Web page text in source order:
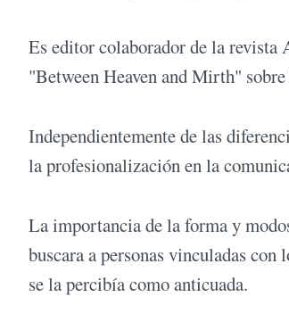
Es editor colaborador de la
"Between Heaven and Mirth"
Independientemente de las
la profesionalización en la
La importancia de la forma y
buscara a personas vinculadas
se la percibía como anticuada.